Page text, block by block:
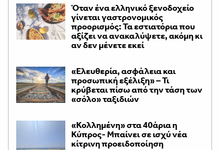
Όταν ένα ελληνικό ξενοδοχείο
γίνεται γαστρονομικός
προορισμός: Τα εστιατόρια που
αξίζει να ανακαλύψετε, ακόμη κι
αν δεν μένετε εκεί
«Ελευθερία, ασφάλεια και
προσωπική εξέλιξη» – Τι
κρύβεται πίσω από την τάση των
«σόλο» ταξιδιών
«Κολλημένη» στα 40άρια η
Κύπρος- Μπαίνει σε ισχύ νέα
κίτρινη προειδοποίηση